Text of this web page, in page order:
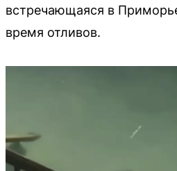
встречающаяся в
время отливов.